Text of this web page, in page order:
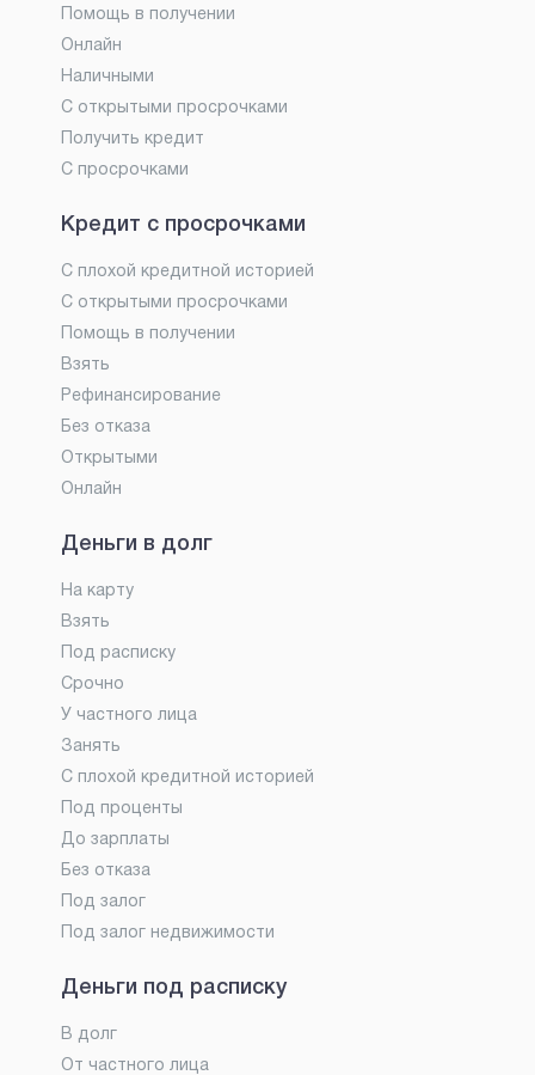
Помощь в получении
Онлайн
Наличными
С открытыми просрочками
Получить кредит
С просрочками
Кредит с просрочками
С плохой кредитной историей
С открытыми просрочками
Помощь в получении
Взять
Рефинансирование
Без отказа
Открытыми
Онлайн
Деньги в долг
На карту
Взять
Под расписку
Срочно
У частного лица
Занять
С плохой кредитной историей
Под проценты
До зарплаты
Без отказа
Под залог
Под залог недвижимости
Деньги под расписку
В долг
От частного лица